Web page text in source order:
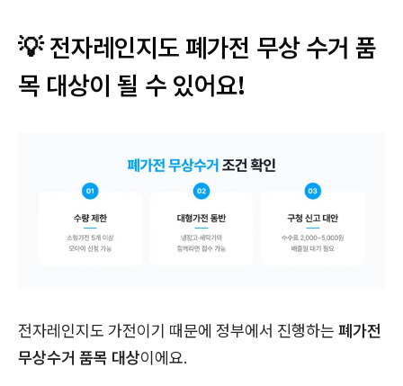
💡 전자레인지도 폐가전 무상 수거 품
목 대상이 될 수 있어요!
전자레인지도 가전이기 때문에 정부에서 진행하는 폐가전
무상수거 품목 대상이에요.